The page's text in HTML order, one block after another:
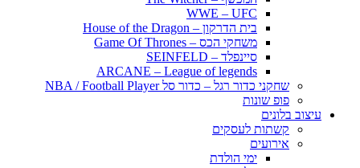
WWE – UFC
בית הדרקון – House of the Dragon
משחקי הכס – Game Of Thrones
סיינפלד – SEINFELD
ARCANE – League of legends
שחקני כדור רגל – כדור סל NBA / Football Player
פופ שונות
עיצוב בלונים
קשתות לעסקים
אירועים
ימי הולדת